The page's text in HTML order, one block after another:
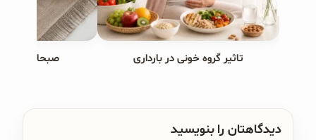
تاثیر گروه خونی در بارداری صبحانه های
دیدگاهتان را بنویسید